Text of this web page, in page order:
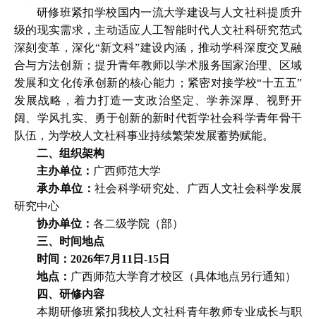
研修班紧扣学校国内一流大学建设与人文社科提质升
级的现实需求，主动适应人工智能时代人文社科研究范式
深刻变革，深化“新文科”建设内涵，推动学科深度交叉融
合与方法创新；提升青年教师以学术服务国家治理、区域
发展和文化传承创新的核心能力；紧密对接学校“十五五”
发展战略，着力打造一支政治坚定、学养深厚、视野开
阔、学风扎实、勇于创新的新时代哲学社会科学青年骨干
队伍，为学校人文社科事业持续繁荣发展蓄势赋能。
二、组织架构
主办单位： 广西师范大学
承办单位： 社会科学研究处、广西人文社会科学发展
研究中心
协办单位：各二级学院（部）
三、时间地点
时间：2026年7月11日-15日
地点： 广西师范大学育才校区（具体地点另行通知）
四、研修内容
本期研修班紧扣我校人文社科青年教师专业成长与职